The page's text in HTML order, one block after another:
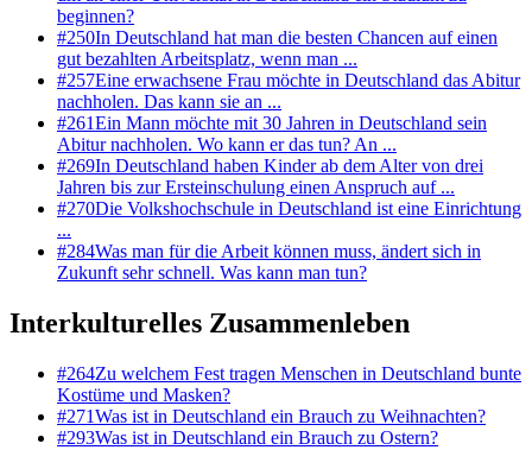
beginnen?
#250In Deutschland hat man die besten Chancen auf einen
gut bezahlten Arbeitsplatz, wenn man ...
#257Eine erwachsene Frau möchte in Deutschland das Abitur
nachholen. Das kann sie an ...
#261Ein Mann möchte mit 30 Jahren in Deutschland sein
Abitur nachholen. Wo kann er das tun? An ...
#269In Deutschland haben Kinder ab dem Alter von drei
Jahren bis zur Ersteinschulung einen Anspruch auf ...
#270Die Volkshochschule in Deutschland ist eine Einrichtung
...
#284Was man für die Arbeit können muss, ändert sich in
Zukunft sehr schnell. Was kann man tun?
Interkulturelles Zusammenleben
#264Zu welchem Fest tragen Menschen in Deutschland bunte
Kostüme und Masken?
#271Was ist in Deutschland ein Brauch zu Weihnachten?
#293Was ist in Deutschland ein Brauch zu Ostern?